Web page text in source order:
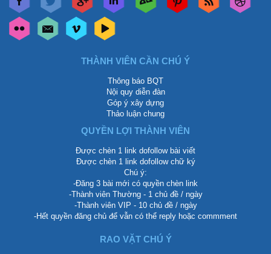
THÀNH VIÊN CẦN CHÚ Ý
Thông báo BQT
Nội quy diễn đàn
Góp ý xây dựng
Thảo luận chung
QUYỀN LỢI THÀNH VIÊN
Được chèn 1 link dofollow bài viết
Được chèn 1 link dofollow chữ ký
Chú ý:
-Đăng 3 bài mới có quyền chèn link
-Thành viên Thường - 1 chủ đề / ngày
-Thành viên VIP - 10 chủ đề / ngày
-Hết quyền đăng chủ để vẫn có thể reply hoặc commment
RAO VẶT CHÚ Ý